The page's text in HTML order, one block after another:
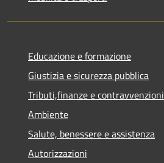
Educazione e formazione
Giustizia e sicurezza pubblica
Tributi,finanze e contravvenzioni
Ambiente
Salute, benessere e assistenza
Autorizzazioni